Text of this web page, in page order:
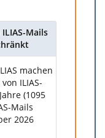
Mails
machen
ILIAS-
(1095
Mails
2026